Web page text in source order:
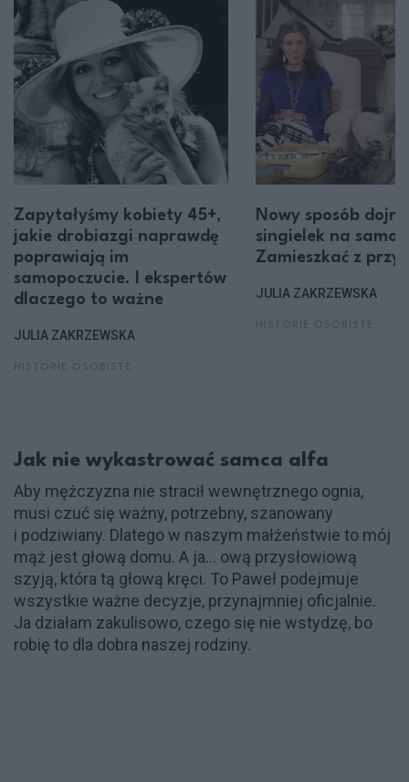
Zapytałyśmy kobiety 45+,
jakie drobiazgi naprawdę
poprawiają im
samopoczucie. I ekspertów
dlaczego to ważne
JULIA ZAKRZEWSKA
Nowy sposób
singielek na
Zamieszkać z
JULIA ZAKRZEWSKA
Jak nie wykastrować samca alfa
Aby mężczyzna nie stracił wewnętrznego ognia,
musi czuć się ważny, potrzebny, szanowany
i podziwiany. Dlatego w naszym małżeństwie to mój
mąż jest głową domu. A ja… ową przysłowiową
szyją, która tą głową kręci. To Paweł podejmuje
wszystkie ważne decyzje, przynajmniej oficjalnie.
Ja działam zakulisowo, czego się nie wstydzę, bo
robię to dla dobra naszej rodziny.